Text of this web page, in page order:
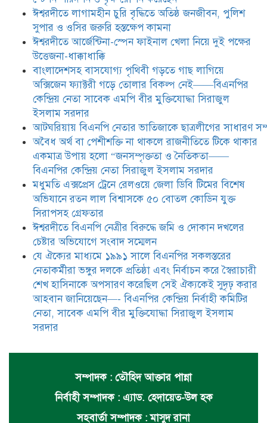
বিশ্বাসকে ৫০ বোতল কোডিন যুক্ত
সিরাপসহ গ্রেফতার
ঈশ্বরদীতে বিএনপি নেত্রীর বিরুদ্ধে জমি ও
দোকান দখলের চেষ্টার অভিযোগে সংবাদ
সম্মেলন
যে ঐক্যের মাধ্যমে ১৯৯১ সালে
বিএনপির সকলস্তরের নেতাকর্মীরা ভঙ্গুর
দলকে প্রতিষ্ঠা এবং নির্বাচন করে
স্বৈরাচারী শেখ হাসিনাকে অপসারণ
করেছিল সেই ঐক্যকেই সুদৃঢ় করার
আহবান জানিয়েছেন—- বিএনপির কেন্দ্রিয় নির্বাহী কমিটির নেতা,
সাবেক এমপি বীর মুক্তিযোদ্ধা সিরাজুল ইসলাম সরদার
ঈশ্বরদীতে লাগামহীন চুরি বৃদ্ধিতে অতিষ্ঠ জনজীবন, পুলিশ
সুপার ও ওসির জরুরি হস্তক্ষেপ কামনা ​
ঈশ্বরদীতে আর্জেন্টিনা-স্পেন ফাইনাল খেলা নিয়ে দুই পক্ষের
উত্তেজনা-ধাক্কাধাক্কি
বাংলাদেশসহ বাসযোগ্য পৃথিবী গড়তে গাছ লাগিয়ে
অক্সিজেন ফ্যাক্টরী গড়ে তোলার বিকল্প নেই——বিএনপির
কেন্দ্রিয় নেতা সাবেক এমপি বীর মুক্তিযোদ্ধা সিরাজুল
ইসলাম সরদার
আটঘরিয়ায় বিএনপি নেতার ভাতিজাকে ছাত্রলীগের সাধারণ
​​অবৈধ অর্থ বা পেশীশক্তি না থাকলে রাজনীতিতে টিকে থাকার
একমাত্র উপায় হলো “জনসম্পৃক্ততা ও নৈতিকতা——
বিএনপির কেন্দ্রিয় নেতা সিরাজুল ইসলাম সরদার
মধুমতি এক্সপ্রেস ট্রেনে রেলওয়ে জেলা ডিবি টিমের বিশেষ
অভিযানে রতন লাল বিশ্বাসকে ৫০ বোতল কোডিন যুক্ত
সিরাপসহ গ্রেফতার
ঈশ্বরদীতে বিএনপি নেত্রীর বিরুদ্ধে জমি ও দোকান দখলের
চেষ্টার অভিযোগে সংবাদ সম্মেলন
যে ঐক্যের মাধ্যমে ১৯৯১ সালে বিএনপির সকলস্তরের
নেতাকর্মীরা ভঙ্গুর দলকে প্রতিষ্ঠা এবং নির্বাচন করে স্বৈরাচারী
শেখ হাসিনাকে অপসারণ করেছিল সেই ঐক্যকেই সুদৃঢ় করার
আহবান জানিয়েছেন—- বিএনপির কেন্দ্রিয় নির্বাহী কমিটির
নেতা, সাবেক এমপি বীর মুক্তিযোদ্ধা সিরাজুল ইসলাম
সরদার
সম্পাদক : তৌহিদ আক্তার পান্না
নির্বাহী সম্পাদক : এ্যাড. হেদায়েত-উল হক
সহবার্তা সম্পাদক : মাসুদ রানা